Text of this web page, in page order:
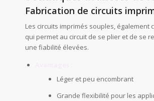
Fabrication de circuits
Les circuits imprimés souples,
qui permet au circuit de se plier et de se
une fiabilité élevées.
Léger et peu encombrant
Grande flexibilité pour les